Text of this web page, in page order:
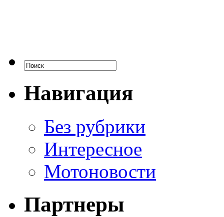
Навигация
Без рубрики
Интересное
Мотоновости
Партнеры